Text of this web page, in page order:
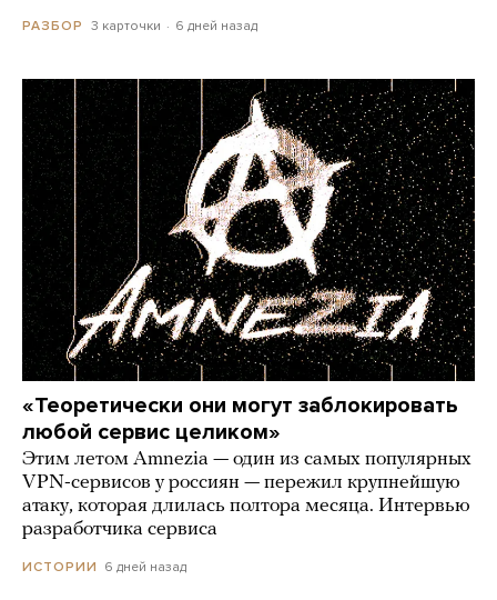
РАЗБОР 3 карточки 6 дней назад
«Теоретически они могут заблокировать
любой сервис целиком»
Этим летом Amnezia — один из самых популярных
VPN-сервисов у россиян — пережил крупнейшую
атаку, которая длилась полтора месяца. Интервью
разработчика сервиса
ИСТОРИИ 6 дней назад